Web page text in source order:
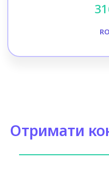
Отримати